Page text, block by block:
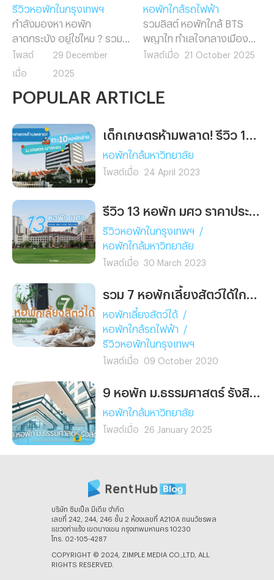
รีวิวหอพักในกรุงเทพฯ
กำลังมองหา หอพัก
ลาดกระบัง อยู่ใช่ไหม ? รวม 9
หอพักน่าเช่าใกล้แหล่งเรียน
และที่ทำงาน เดินทางสะดวก
สุวรรณภูมิ พร้อมสิ่งอำนวย
สำหรับคุณได้ที่นี่
โพสต์
เมื่อ
29 December
2025
หอพักใกล้รถไฟฟ้า
รวมลิสต์ หอพักใกล้ BTS
พญาไท ทำเลใจกลางเมือง
เดินทางสะดวก ใกล้ทั้ง
ทำงานและนักศึกษาที่อยากพัก
โพสต์เมื่อ 21 October 2025
POPULAR ARTICLE
หอพักใกล้มหาวิทยาลัย
โพสต์เมื่อ 24 April 2023
รีวิวหอพักในกรุงเทพฯ
/
หอพักใกล้มหาวิทยาลัย
โพสต์เมื่อ 30 March 2023
หอพักเลี้ยงสัตว์ได้
/
หอพักใกล้รถไฟฟ้า
/
รีวิวหอพักในกรุงเทพฯ
โพสต์เมื่อ 09 October 2020
หอพักใกล้มหาวิทยาลัย
โพสต์เมื่อ 26 January 2025
บริษัท ซิมเปิ้ล มีเดีย จํากัด
เลขที่ 242, 244, 246 ชั้น 2 ห้องเลขที่ A210A ถนนวัชรพล
แขวงท่าแร้ง เขตบางเขน กรุงเทพมหานคร 10230
โทร. 02-105-4287
COPYRIGHT © 2024, ZIMPLE MEDIA CO.,LTD, ALL
RIGHTS RESERVED.